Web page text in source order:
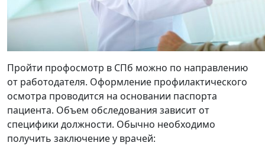
Пройти профосмотр в СПб можно по направлению
от работодателя. Оформление профилактического
осмотра проводится на основании паспорта
пациента. Объем обследования зависит от
специфики должности. Обычно необходимо
получить заключение у врачей: